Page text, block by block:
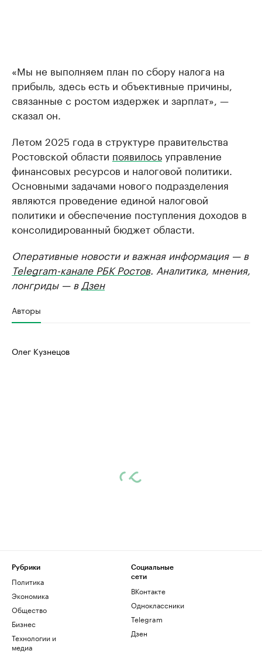
«Мы не выполняем план по сбору налога на
прибыль, здесь есть и объективные причины,
связанные с ростом издержек и зарплат», —
сказал он.
Летом 2025 года в структуре правительства
Ростовской области появилосьуправление
финансовых ресурсов и налоговой политики.
Основными задачами нового подразделения
являются проведение единой налоговой
политики и обеспечение поступления доходов в
консолидированный бюджет области.
Оперативные новости и важная информация — в
Telegram-канале РБК Ростов. Аналитика, мнения,
лонгриды — в Дзен
Авторы
Олег Кузнецов
Рубрики
Политика
Экономика
Общество
Бизнес
Технологии и
медиа
Социальные
сети
ВКонтакте
Одноклассники
Telegram
Дзен